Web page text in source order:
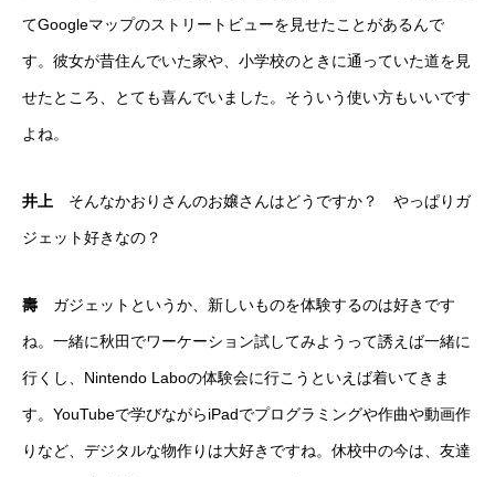
てGoogleマップのストリートビューを見せたことがあるんで
す。彼女が昔住んでいた家や、小学校のときに通っていた道を見
せたところ、とても喜んでいました。そういう使い方もいいです
よね。
井上 そんなかおりさんのお嬢さんはどうですか？ やっぱりガ
ジェット好きなの？
壽 ガジェットというか、新しいものを体験するのは好きです
ね。一緒に秋田でワーケーション試してみようって誘えば一緒に
行くし、Nintendo Laboの体験会に行こうといえば着いてきま
す。YouTubeで学びながらiPadでプログラミングや作曲や動画作
りなど、デジタルな物作りは大好きですね。休校中の今は、友達